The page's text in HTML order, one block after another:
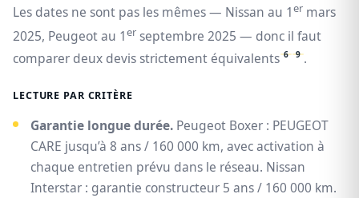
Les dates ne sont pas les mêmes — Nissan au 1er mars
2025, Peugeot au 1er septembre 2025 — donc il faut
comparer deux devis strictement équivalents 6 9 .
LECTURE PAR CRITÈRE
Garantie longue durée. Peugeot Boxer : PEUGEOT
CARE jusqu’à 8 ans / 160 000 km, avec activation à
chaque entretien prévu dans le réseau. Nissan
Interstar : garantie constructeur 5 ans / 160 000 km.